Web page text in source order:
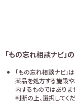
「もの忘れ相談ナビ」
「もの忘れ相談ナビ」
薬品を処方する施設や
内するものではありま
判断の上、選択してくだ